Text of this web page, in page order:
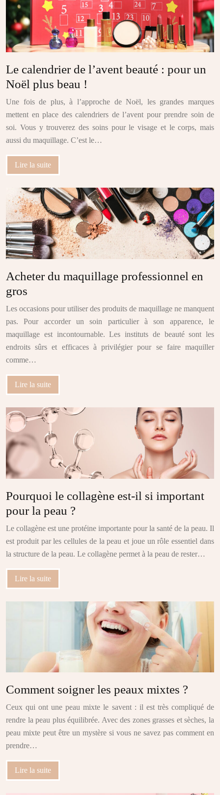
Le calendrier de l’avent beauté : pour un
Noël plus beau !
Une fois de plus, à l’approche de Noël, les grandes marques
mettent en place des calendriers de l’avent pour prendre soin de
soi. Vous y trouverez des soins pour le visage et le corps, mais
aussi du maquillage. C’est le…
Lire la suite
Acheter du maquillage professionnel en
gros
Les occasions pour utiliser des produits de maquillage ne manquent
pas. Pour accorder un soin particulier à son apparence, le
maquillage est incontournable. Les instituts de beauté sont les
endroits sûrs et efficaces à privilégier pour se faire maquiller
comme…
Lire la suite
Pourquoi le collagène est-il si important
pour la peau ?
Le collagène est une protéine importante pour la santé de la peau. Il
est produit par les cellules de la peau et joue un rôle essentiel dans
la structure de la peau. Le collagène permet à la peau de rester…
Lire la suite
Comment soigner les peaux mixtes ?
Ceux qui ont une peau mixte le savent : il est très compliqué de
rendre la peau plus équilibrée. Avec des zones grasses et sèches, la
peau mixte peut être un mystère si vous ne savez pas comment en
prendre…
Lire la suite